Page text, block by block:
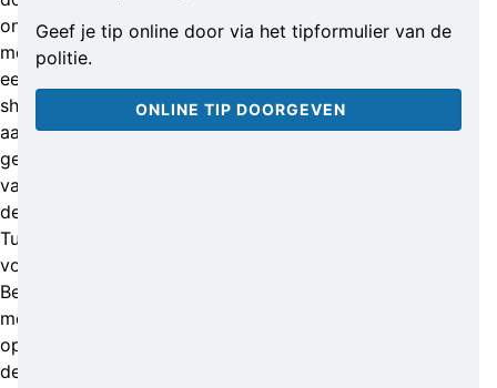
onder
meer
een
shirt
aan
gehad
van
de
Turkse
voetbalclub
Beşiktaş,
met
op
de
Geef je tip online door via het tipformulier van de
politie.
ONLINE TIP DOORGEVEN